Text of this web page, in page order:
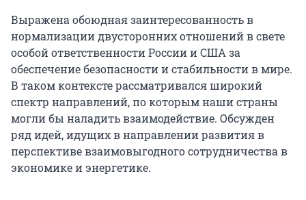
Выражена обоюдная заинтересованность в
нормализации двусторонних отношений в свете
особой ответственности России и США за
обеспечение безопасности и стабильности в мире.
В таком контексте рассматривался широкий
спектр направлений, по которым наши страны
могли бы наладить взаимодействие. Обсужден
ряд идей, идущих в направлении развития в
перспективе взаимовыгодного сотрудничества в
экономике и энергетике.